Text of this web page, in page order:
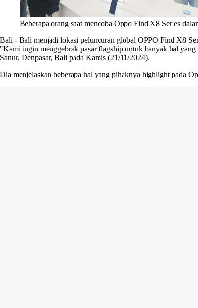
Beberapa orang saat mencoba Oppo Find X8 Series
Bali - Bali menjadi lokasi peluncuran global OPPO Find X8
"Kami ingin menggebrak pasar flagship untuk banyak hal
Sanur, Denpasar, Bali pada Kamis (21/11/2024).
Dia menjelaskan beberapa hal yang pihaknya highlight pada